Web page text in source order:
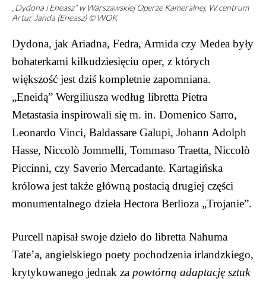
„Dydona i Eneasz” w Warszawskiej Operze Kameralnej. W centrum
Artur Janda (Eneasz) © WOK
Dydona, jak Ariadna, Fedra, Armida czy Medea były
bohaterkami kilkudziesięciu oper, z których
większość jest dziś kompletnie zapomniana.
„Eneidą” Wergiliusza według libretta Pietra
Metastasia inspirowali się m. in. Domenico Sarro,
Leonardo Vinci, Baldassare Galupi, Johann Adolph
Hasse, Niccolò Jommelli, Tommaso Traetta, Niccolò
Piccinni, czy Saverio Mercadante. Kartagińska
królowa jest także główną postacią drugiej części
monumentalnego dzieła Hectora Berlioza „Trojanie”.
Purcell napisał swoje dzieło do libretta Nahuma
Tate’a, angielskiego poety pochodzenia irlandzkiego,
krytykowanego jednak za powtórną adaptację sztuk